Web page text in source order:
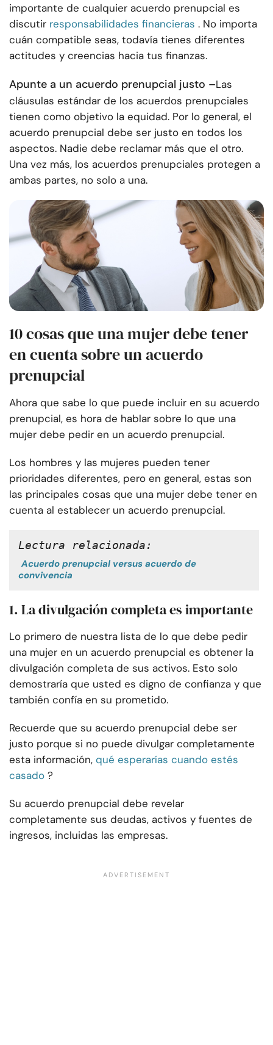
importante de cualquier acuerdo prenupcial es
discutir responsabilidades financieras . No importa
cuán compatible seas, todavía tienes diferentes
actitudes y creencias hacia tus finanzas.
Apunte a un acuerdo prenupcial justo –Las
cláusulas estándar de los acuerdos prenupciales
tienen como objetivo la equidad. Por lo general, el
acuerdo prenupcial debe ser justo en todos los
aspectos. Nadie debe reclamar más que el otro.
Una vez más, los acuerdos prenupciales protegen a
ambas partes, no solo a una.
10 cosas que una mujer debe tener
en cuenta sobre un acuerdo
prenupcial
Ahora que sabe lo que puede incluir en su acuerdo
prenupcial, es hora de hablar sobre lo que una
mujer debe pedir en un acuerdo prenupcial.
Los hombres y las mujeres pueden tener
prioridades diferentes, pero en general, estas son
las principales cosas que una mujer debe tener en
cuenta al establecer un acuerdo prenupcial.
Lectura relacionada:
Acuerdo prenupcial versus acuerdo de
convivencia
1. La divulgación completa es importante
Lo primero de nuestra lista de lo que debe pedir
una mujer en un acuerdo prenupcial es obtener la
divulgación completa de sus activos. Esto solo
demostraría que usted es digno de confianza y que
también confía en su prometido.
Recuerde que su acuerdo prenupcial debe ser
justo porque si no puede divulgar completamente
esta información, qué esperarías cuando estés
casado ?
Su acuerdo prenupcial debe revelar
completamente sus deudas, activos y fuentes de
ingresos, incluidas las empresas.